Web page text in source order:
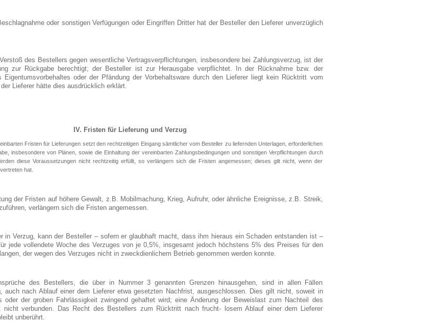
oder sonstigen Verfügungen oder Eingriffen Dritter hat der Besteller den Lieferer unverzüglich
des Bestellers gegen wesentliche Vertragsverpflichtungen, insbesondere bei Zahlungsverzug, ist der
zur Rückgabe berechtigt; der Besteller ist zur Herausgabe verpflichtet. In der Rücknahme bzw. der
Eigentumsvorbehaltes oder der Pfändung der Vorbehaltsware durch den Lieferer liegt kein Rücktritt vom
Lieferer hätte dies ausdrücklich erklärt.
IV. Fristen für Lieferung und Verzug
Fristen für Lieferungen setzt den rechtzeitigen Eingang sämtlicher vom Besteller zu liefernden Unterlagen, erforderlichen
insbesondere von Plänen, sowie die Einhaltung der vereinbarten Zahlungsbedingungen und sonstigen Verpflichtungen durch
diese Voraussetzungen nicht rechtzeitig erfüllt, so verlängern sich die Fristen angemessen; dieses gilt nicht, wenn der
hat.
der Fristen auf höhere Gewalt, z.B. Mobilmachung, Krieg, Aufruhr, oder ähnliche Ereignisse, z.B. Streik,
verlängern sich die Fristen angemessen.
in Verzug, kann der Besteller – sofern er glaubhaft macht, dass ihm hieraus ein Schaden entstanden ist –
jede vollendete Woche des Verzuges von je 0,5%, insgesamt jedoch höchstens 5% des Preises für den
der wegen des Verzuges nicht in zweckdienlichem Betrieb genommen werden konnte.
des Bestellers, die über in Nummer 3 genannten Grenzen hinausgehen, sind in allen Fällen
auch nach Ablauf einer dem Lieferer etwa gesetzten Nachfrist, ausgeschlossen. Dies gilt nicht, soweit in
oder der groben Fahrlässigkeit zwingend gehaftet wird; eine Änderung der Beweislast zum Nachteil des
nicht verbunden. Das Recht des Bestellers zum Rücktritt nach frucht- losem Ablauf einer dem Lieferer
unberührt.